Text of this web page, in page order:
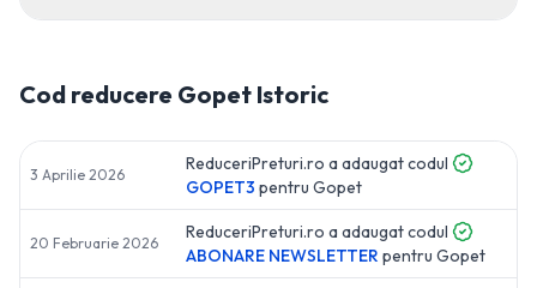
Cod reducere Gopet Istoric
3 Aprilie 2026
ReduceriPreturi.ro a adaugat codul
GOPET3 pentru Gopet
20 Februarie 2026
ReduceriPreturi.ro a adaugat codul
ABONARE NEWSLETTER pentru Gopet